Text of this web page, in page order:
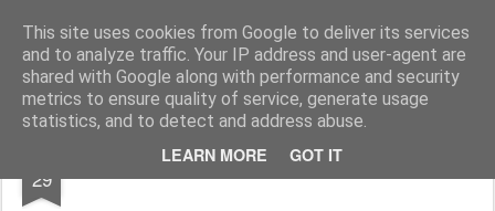
This site uses cookies from Google to deliver its services
and to analyze traffic. Your IP address and user-agent are
shared with Google along with performance and security
metrics to ensure quality of service, generate usage
statistics, and to detect and address abuse.
LEARN MORE GOT IT
Aux papilles by Virginie
29 Moelleux Poire/Praline Rose